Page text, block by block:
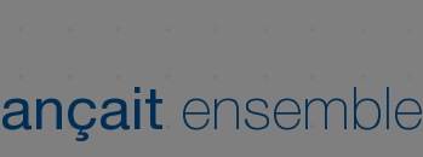
ensemble